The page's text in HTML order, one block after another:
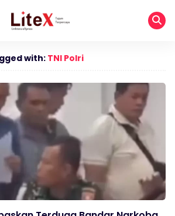
with: TNI Polri